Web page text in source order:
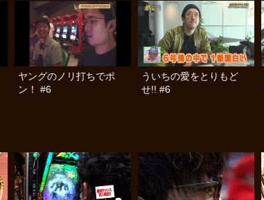
ヤングのノリ打ちでポ
ン！ #6
ういちの愛をとりもど
せ!! #6